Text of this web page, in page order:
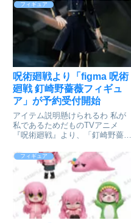
フィギュア
呪術廻戦より「figma 呪術
廻戦 釘崎野薔薇フィギュ
ア」が予約受付開始
アイテム説明懸けられるわ 私が
私であるためだものTVアニメ
『呪術廻戦』より、「釘崎野薔
ーズ且つキチッと決まるfigmaオ
リジナル関節パーツで、さまざま
なシーンを再現。要所に軟質素材
を使う事でプロポーションを...
フィギュア